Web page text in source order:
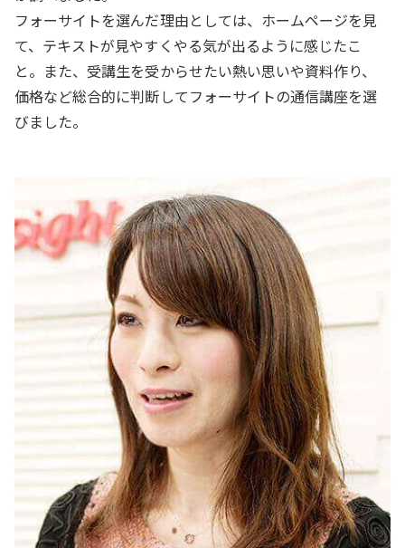
フォーサイトを選んだ理由としては、ホームページを見
て、テキストが見やすくやる気が出るように感じたこ
と。また、受講生を受からせたい熱い思いや資料作り、
価格など総合的に判断してフォーサイトの通信講座を選
びました。